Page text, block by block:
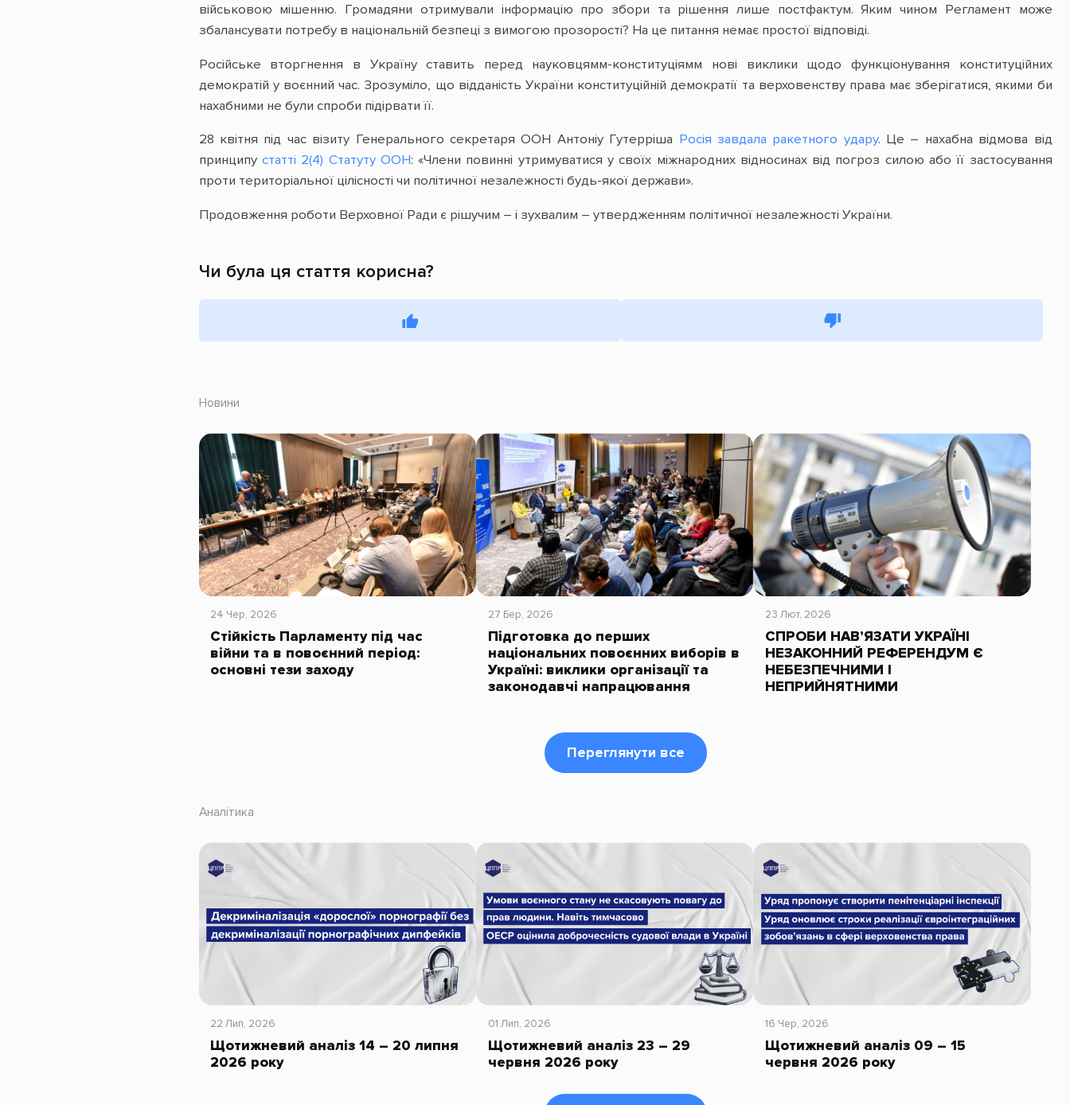
військовою мішенню. Громадяни отримували інформацію про збори та рішення лише постфактум. Яким чином Регламент може
збалансувати потребу в національній безпеці з вимогою прозорості? На це питання немає простої відповіді.
Російське вторгнення в Україну ставить перед науковцямм-конституціямм нові виклики щодо функціонування конституційних
демократій у воєнний час. Зрозуміло, що відданість України конституційній демократії та верховенству права має зберігатися, якими би
нахабними не були спроби підірвати її.
28 квітня під час візиту Генерального секретаря ООН Антоніу Гутерріша Росія завдала ракетного удару. Це – нахабна відмова від
принципустатті 2(4) Статуту ООН: «Члени повинні утримуватися у своїх міжнародних відносинах від погроз силою або її застосування
проти територіальної цілісності чи політичної незалежності будь-якої держави».
Продовження роботи Верховної Ради є рішучим – і зухвалим – утвердженням політичної незалежності України.
Чи була ця стаття корисна?
Новини
24 Чер, 2026
Стійкість Парламенту під час
війни та в повоєнний період:
основні тези заходу
27 Бер, 2026
Підготовка до перших
національних повоєнних виборів в
Україні: виклики організації та
законодавчі напрацювання
23 Лют, 2026
СПРОБИ НАВ’ЯЗАТИ УКРАЇНІ
НЕЗАКОННИЙ РЕФЕРЕНДУМ Є
НЕБЕЗПЕЧНИМИ І
НЕПРИЙНЯТНИМИ
Переглянути все
Аналітика
22 Лип, 2026
Щотижневий аналіз 14 – 20 липня
2026 року
01 Лип, 2026
Щотижневий аналіз 23 – 29
червня 2026 року
16 Чер, 2026
Щотижневий аналіз 09 – 15
червня 2026 року